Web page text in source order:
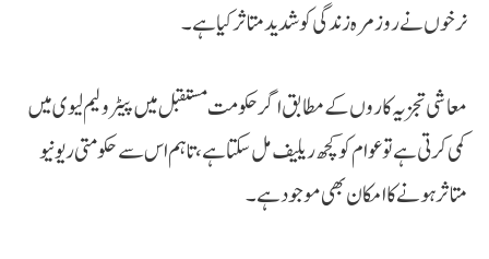
نرخوں نے روزمرہ زندگی کو شدید متاثر کیا ہے۔
معاشی تجزیہ کاروں کے مطابق اگر حکومت مستقبل میں پیٹرولیم لیوی میں
کمی کرتی ہے تو عوام کو کچھ ریلیف مل سکتا ہے، تاہم اس سے حکومتی ریونیو
متاثر ہونے کا امکان بھی موجود ہے۔